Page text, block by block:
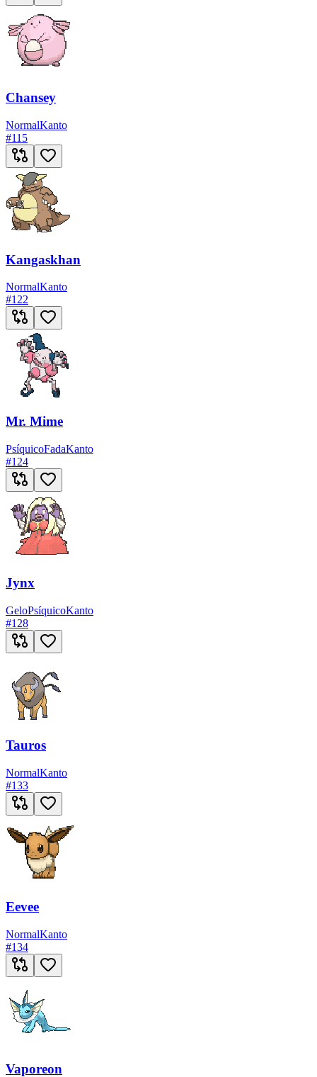
Chansey
NormalKanto
#115
Kangaskhan
NormalKanto
#122
Mr. Mime
PsíquicoFadaKanto
#124
Jynx
GeloPsíquicoKanto
#128
Tauros
NormalKanto
#133
Eevee
NormalKanto
#134
Vaporeon